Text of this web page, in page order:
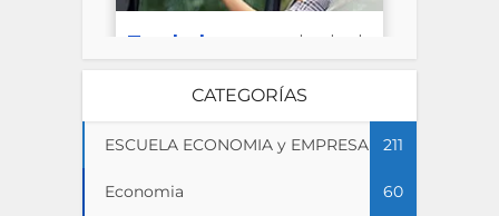
CATEGORÍAS
ESCUELA ECONOMIA y EMPRESA 211
Economia 60